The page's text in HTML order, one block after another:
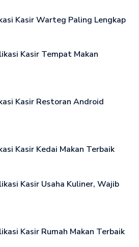
Kasir Warteg Paling Lengkap
Kasir Tempat Makan
Kasir Restoran Android
Kasir Kedai Makan Terbaik
Kasir Usaha Kuliner, Wajib
Kasir Rumah Makan Terbaik